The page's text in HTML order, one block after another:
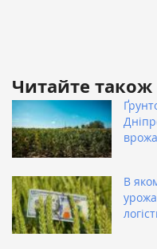
Читайте також
В